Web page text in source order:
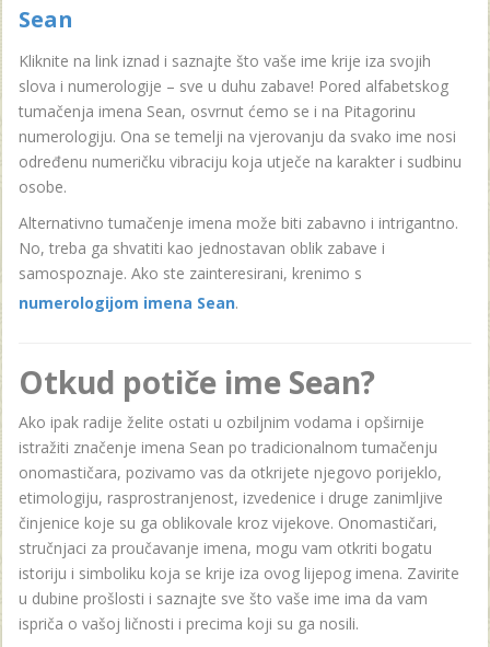
Sean
Kliknite na link iznad i saznajte što vaše ime krije iza svojih
slova i numerologije – sve u duhu zabave! Pored alfabetskog
tumačenja imena Sean, osvrnut ćemo se i na Pitagorinu
numerologiju. Ona se temelji na vjerovanju da svako ime nosi
određenu numeričku vibraciju koja utječe na karakter i sudbinu
osobe.
Alternativno tumačenje imena može biti zabavno i intrigantno.
No, treba ga shvatiti kao jednostavan oblik zabave i
samospoznaje. Ako ste zainteresirani, krenimo s
numerologijom imena Sean.
Otkud potiče ime Sean?
Ako ipak radije želite ostati u ozbiljnim vodama i opširnije
istražiti značenje imena Sean po tradicionalnom tumačenju
onomastičara, pozivamo vas da otkrijete njegovo porijeklo,
etimologiju, rasprostranjenost, izvedenice i druge zanimljive
činjenice koje su ga oblikovale kroz vijekove. Onomastičari,
stručnjaci za proučavanje imena, mogu vam otkriti bogatu
istoriju i simboliku koja se krije iza ovog lijepog imena. Zavirite
u dubine prošlosti i saznajte sve što vaše ime ima da vam
ispriča o vašoj ličnosti i precima koji su ga nosili.